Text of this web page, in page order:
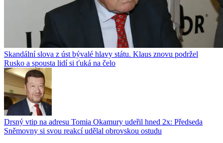
Skandální slova z úst bývalé hlavy státu. Klaus znovu podržel
Rusko a spousta lidí si ťuká na čelo
Drsný vtip na adresu Tomia Okamury udeřil hned 2x: Předseda
Sněmovny si svou reakcí udělal obrovskou ostudu